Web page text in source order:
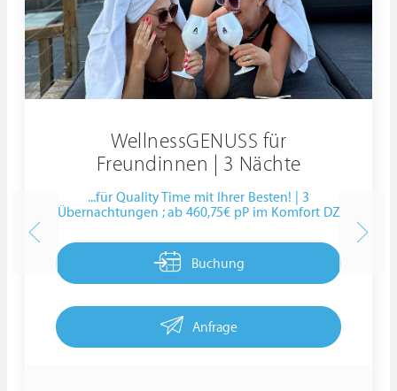
WellnessGENUSS für
Freundinnen | 3 Nächte
...für Quality Time mit Ihrer Besten! | 3
Übernachtungen ; ab 460,75€ pP im Komfort DZ
Buchung
Anfrage